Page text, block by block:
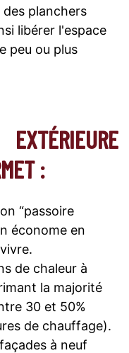
planchers
libérer l'espace
peu ou plus
:
“passoire
économe en
de chaleur à
la majorité
30 et 50%
de chauffage).
à neuf